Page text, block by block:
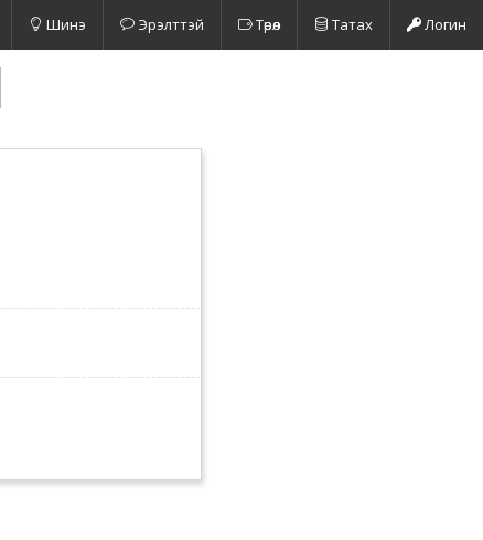
Шинэ Эрэлттэй Төрөл Татах Логин